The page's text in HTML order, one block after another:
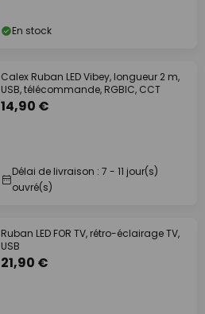
En stock
Calex Ruban LED Vibey, longueur 2 m,
USB, télécommande, RGBIC, CCT
14,90 €
Délai de livraison : 7 - 11 jour(s)
ouvré(s)
Ruban LED FOR TV, rétro-éclairage TV,
USB
21,90 €